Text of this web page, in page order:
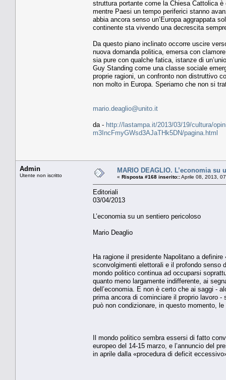
struttura portante come la Chiesa Cattolica
mentre Paesi un tempo periferici stanno
abbia ancora senso un’Europa aggrappata
continente sta vivendo una decrescita
Da questo piano inclinato occorre uscire
nuova domanda politica, emersa con
sia pure con qualche fatica, istanze di
Guy Standing come una classe sociale
proprie ragioni, un confronto non distruttivo
non molto in Europa. Speriamo che non si
mario.deaglio@unito.it
da - http://lastampa.it/2013/03/19/cultura/
m3IncFmyGWsd3AJaTHk5DN/pagina.html
Admin
Utente non iscritto
MARIO DEAGLIO. L’economia
« Risposta #168 inserito::Aprile 08, 2013,
Editoriali
03/04/2013
L’economia su un sentiero pericoloso
Mario Deaglio
Ha ragione il presidente Napolitano a
sconvolgimenti elettorali e il profondo senso
mondo politico continua ad occuparsi
quanto meno largamente indifferente, ai
dell’economia. E non è certo che ai saggi -
prima ancora di cominciare il proprio lavoro
può non condizionare, in questo momento,
Il mondo politico sembra essersi di fatto
europeo del 14-15 marzo, e l’annuncio del
in aprile dalla «procedura di deficit